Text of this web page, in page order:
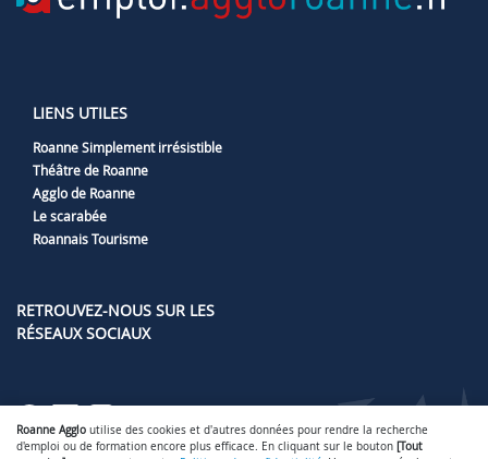
LIENS UTILES
Roanne Simplement irrésistible
Théâtre de Roanne
Agglo de Roanne
Le scarabée
Roannais Tourisme
RETROUVEZ-NOUS SUR LES
RÉSEAUX SOCIAUX
Roanne Agglo utilise des cookies et d'autres données pour rendre la recherche
d'emploi ou de formation encore plus efficace. En cliquant sur le bouton [Tout